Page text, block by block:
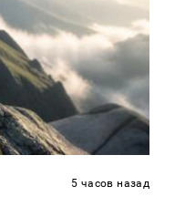
5 часов назад